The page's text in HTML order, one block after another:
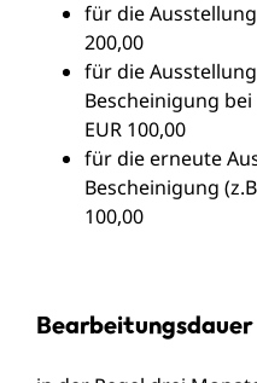
für die
200,00
für die
Bescheinigung
EUR 100,00
für die erneute
Bescheinigung
100,00
Bearbeitungsdauer